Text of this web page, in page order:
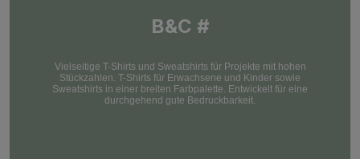
B&C #
Vielseitige T-Shirts und Sweatshirts für Projekte mit hohen
Stückzahlen. T-Shirts für Erwachsene und Kinder sowie
Sweatshirts in einer breiten Farbpalette. Entwickelt für eine
durchgehend gute Bedruckbarkeit.